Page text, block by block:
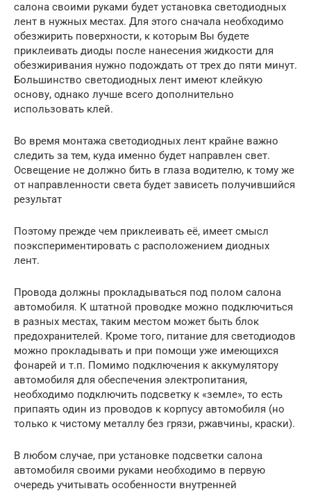
салона своими руками будет установка светодиодных
лент в нужных местах. Для этого сначала необходимо
обезжирить поверхности, к которым Вы будете
приклеивать диоды после нанесения жидкости для
обезжиривания нужно подождать от трех до пяти минут.
Большинство светодиодных лент имеют клейкую
основу, однако лучше всего дополнительно
использовать клей.
Во время монтажа светодиодных лент крайне важно
следить за тем, куда именно будет направлен свет.
Освещение не должно бить в глаза водителю, к тому же
от направленности света будет зависеть получившийся
результат
Поэтому прежде чем приклеивать её, имеет смысл
поэкспериментировать с расположением диодных
лент.
Провода должны прокладываться под полом салона
автомобиля. К штатной проводке можно подключиться
в разных местах, таким местом может быть блок
предохранителей. Кроме того, питание для светодиодов
можно прокладывать и при помощи уже имеющихся
фонарей и т.п. Помимо подключения к аккумулятору
автомобиля для обеспечения электропитания,
необходимо подключить подсветку к «земле», то есть
припаять один из проводов к корпусу автомобиля (но
только к чистому металлу без грязи, ржавчины, краски).
В любом случае, при установке подсветки салона
автомобиля своими руками необходимо в первую
очередь учитывать особенности внутренней